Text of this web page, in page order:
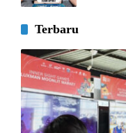
Terbaru